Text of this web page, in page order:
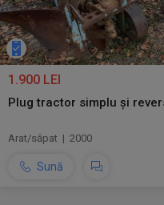
1.900 LEI
Plug tractor simplu și
Arat/săpat | 2000
Sună